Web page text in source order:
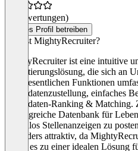
(0 Bewertungen)
Dieses Profil betreiben
Was ist MightyRecruiter?
MightyRecruiter ist eine intuitive
Rekrutierungslösung, die sich an
Die wesentlichen Funktionen
Kandidatenzustellung, einfaches
Kandidaten-Ranking & Matching.
umfangreiche Datenbank für
kostenlos Stellenanzeigen zu
besonders attraktiv, da
macht es zu einer idealen